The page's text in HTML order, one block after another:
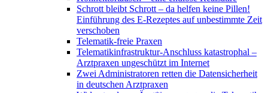
Schrott bleibt Schrott – da helfen keine Pillen!
Einführung des E-Rezeptes auf unbestimmte Zeit
verschoben
Telematik-freie Praxen
Telematikinfrastruktur-Anschluss katastrophal –
Arztpraxen ungeschützt im Internet
Zwei Administratoren retten die Datensicherheit
in deutschen Arztpraxen